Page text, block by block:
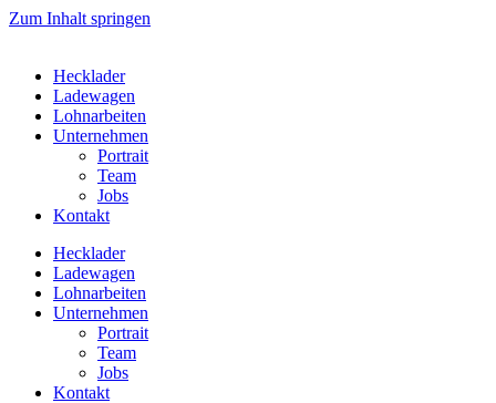
Zum Inhalt springen
Hecklader
Ladewagen
Lohnarbeiten
Unternehmen
Portrait
Team
Jobs
Kontakt
Hecklader
Ladewagen
Lohnarbeiten
Unternehmen
Portrait
Team
Jobs
Kontakt